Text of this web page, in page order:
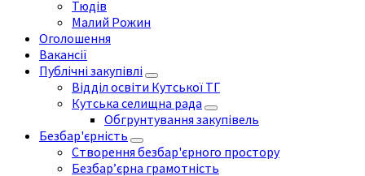
Тюдів
Малий Рожин
Оголошення
Вакансії
Публічні закупівлі
Відділ освіти Кутської ТГ
Кутська селищна рада
Обгрунтування закупівель
Безбар'єрність
Створення безбар'єрного простору
Безбар’єрна грамотність